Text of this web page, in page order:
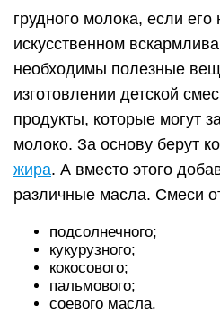
грудного молока, если
искусственном
необходимы полезные
изготовлении детской
продукты, которые могут
молоко. За основу берут
жира. А вместо этого
различные масла. Смеси
подсолнечного;
кукурузного;
кокосового;
пальмового;
соевого масла.